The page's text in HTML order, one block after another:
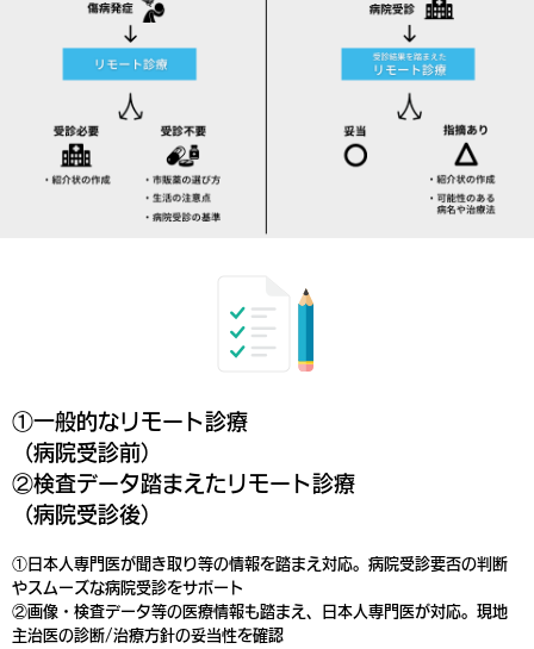
①一般的なリモート診療
（病院受診前）
②検査データ踏まえたリモート診療
（病院受診後）
①日本人専門医が聞き取り等の情報を踏まえ対応。病院受診要否の判断
やスムーズな病院受診をサポート
②画像・検査データ等の医療情報も踏まえ、日本人専門医が対応。現地
主治医の診断/治療方針の妥当性を確認